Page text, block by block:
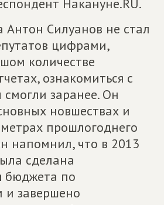
Накануне.RU.
Силуанов не стал
цифрами,
количестве
ознакомиться с
заранее. Он
новшествах и
прошлогоднего
напомнил, что в 2013
сделана
бюджета по
и завершено